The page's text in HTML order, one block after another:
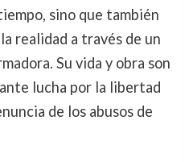
sino que también
realidad a través de un
Su vida y obra son
lucha por la libertad
de los abusos de